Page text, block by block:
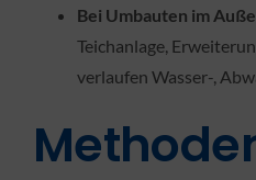
Bei Umbauten im
Teichanlage,
verlaufen Wasser-,